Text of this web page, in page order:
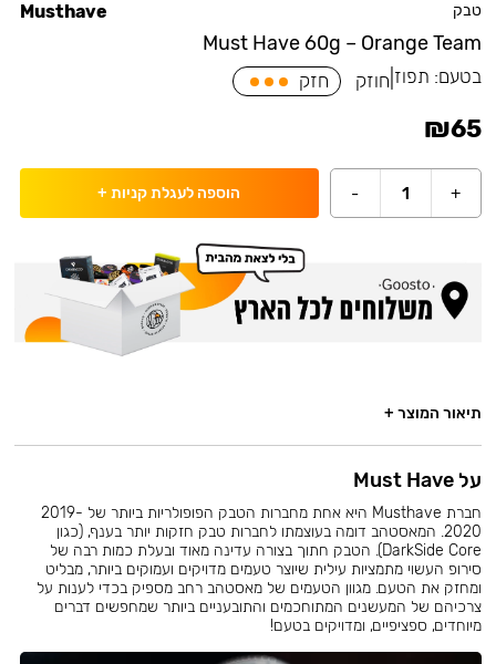
טבק
Must Have 60g – Orange Team
Musthave
בטעם: תפוז חוזק חזק
₪65
+
1
- הוספה לעגלת קניות +
תיאור המוצר +
על Must Have
חברת Musthave היא אחת מחברות הטבק הפופולריות ביותר של 2019-
2020. המאסטהב דומה בעוצמתו לחברות טבק חזקות יותר בענף, (כגון
DarkSide Core). הטבק חתוך בצורה עדינה מאוד ובעלת כמות רבה של
סירופ העשוי מתמציות עילית שיוצר טעמים מדויקים ועמוקים ביותר, מבליט
ומחזק את הטעם. מגוון הטעמים של מאסטהב רחב מספיק בכדי לענות על
צרכיהם של המעשנים המתוחכמים והתובעניים ביותר שמחפשים דברים
מיוחדים, ספציפיים, ומדויקים בטעם!